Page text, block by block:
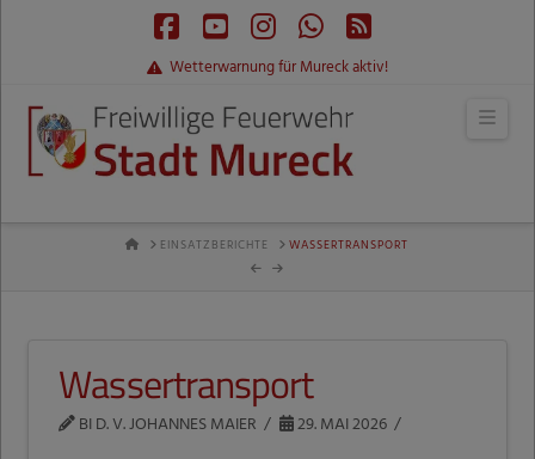
Facebook
YouTube
Instagram
Whatsapp
RSS
Wetterwarnung für Mureck aktiv!
HOMEEINSATZBERICHTE WASSERTRANSPORT
Wassertransport
BI D. V. JOHANNES MAIER 29. MAI 2026